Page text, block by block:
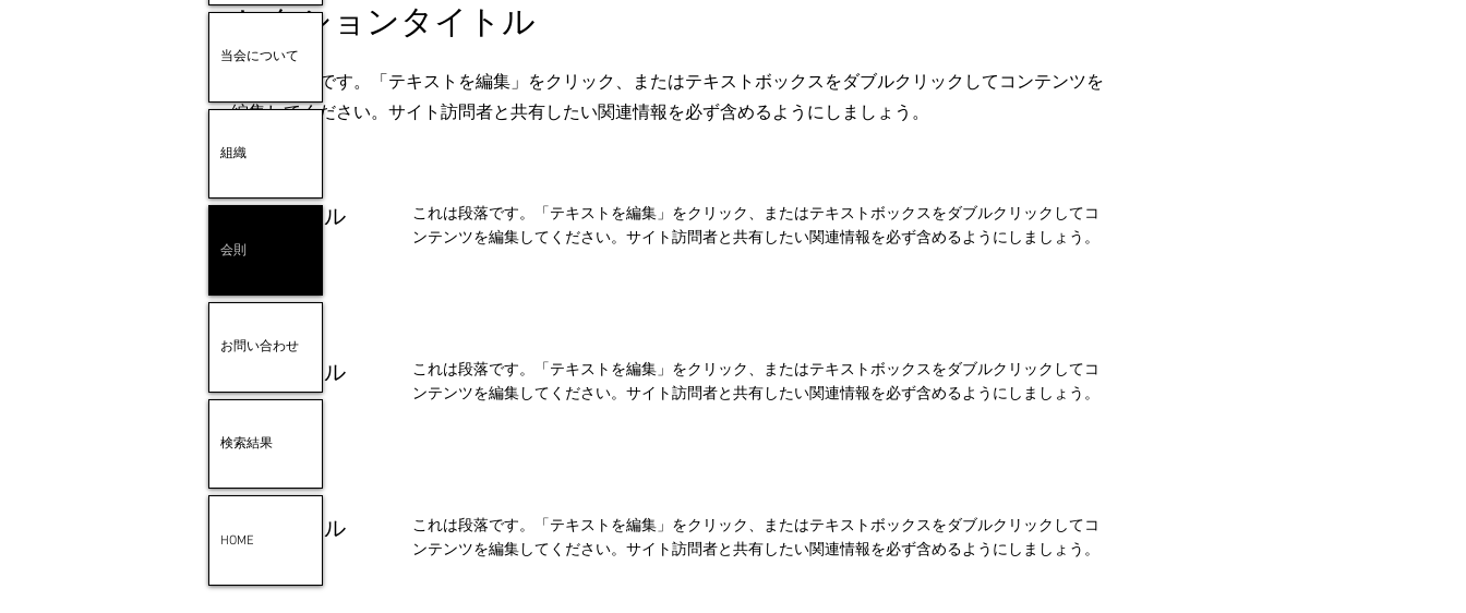
セクションタイトル
これは段落です。「テキストを編集」をクリック、またはテキストボックスをダブルクリックしてコンテンツを
編集してください。サイト訪問者と共有したい関連情報を必ず含めるようにしましょう。
タイトル
これは段落です。「テキストを編集」をクリック、またはテキストボックスをダブルクリックしてコ
ンテンツを編集してください。サイト訪問者と共有したい関連情報を必ず含めるようにしましょう。
タイトル
これは段落です。「テキストを編集」をクリック、またはテキストボックスをダブルクリックしてコ
ンテンツを編集してください。サイト訪問者と共有したい関連情報を必ず含めるようにしましょう。
タイトル
これは段落です。「テキストを編集」をクリック、またはテキストボックスをダブルクリックしてコ
ンテンツを編集してください。サイト訪問者と共有したい関連情報を必ず含めるようにしましょう。
当会について
組織
会則
お問い合わせ
検索結果
HOME